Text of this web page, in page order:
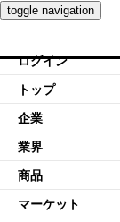
toggle navigation
ログイン
トップ
企業
業界
商品
マーケット